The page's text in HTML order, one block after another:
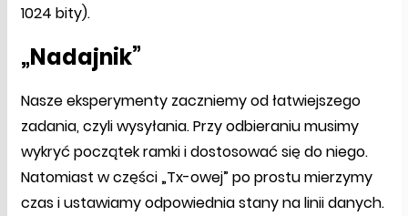
1024 bity).
„Nadajnik”
Nasze eksperymenty zaczniemy od łatwiejszego
zadania, czyli wysyłania. Przy odbieraniu musimy
wykryć początek ramki i dostosować się do niego.
Natomiast w części „Tx-owej” po prostu mierzymy
czas i ustawiamy odpowiednia stany na linii danych.